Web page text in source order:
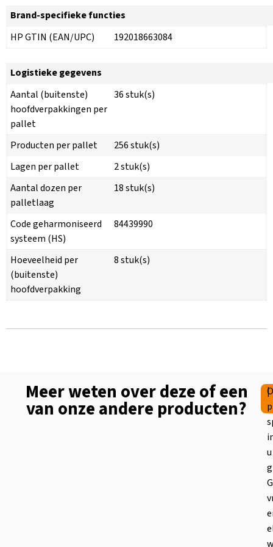
Brand-specifieke functies
HP GTIN (EAN/UPC)
192018663084
Logistieke gegevens
Aantal (buitenste)
hoofdverpakkingen per
pallet
36 stuk(s)
Producten per pallet
256 stuk(s)
Lagen per pallet
2 stuk(s)
Aantal dozen per
palletlaag
18 stuk(s)
Code geharmoniseerd
systeem (HS)
84439990
Hoeveelheid per
(buitenste)
hoofdverpakking
8 stuk(s)
Meer weten over deze of een
van onze andere producten?
|
u